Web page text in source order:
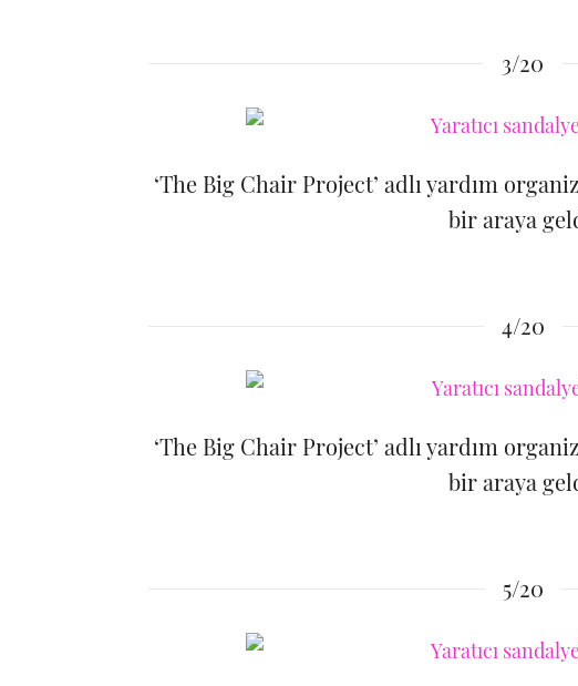
3/20
‘The Big Chair Project’ adlı yardım
bir araya
4/20
‘The Big Chair Project’ adlı yardım
bir araya
5/20